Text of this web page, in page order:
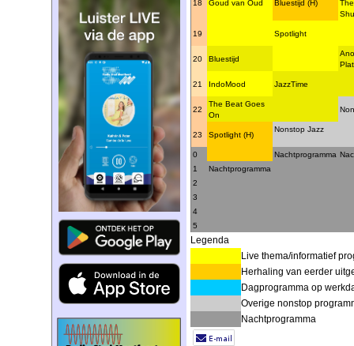
18
Goud van Oud Bluestijd (H)
19 Spotlight
20 Bluestijd
21 IndoMood JazzTime
22
The Beat Goes
On
23 Spotlight (H)
Nonstop Jazz
0 Nachtprogramma
1
Nachtprogramma
2
3
4
5
Legenda
Live thema/informatief
Herhaling van eerder
Dagprogramma op
Overige nonstop
Nachtprogramma